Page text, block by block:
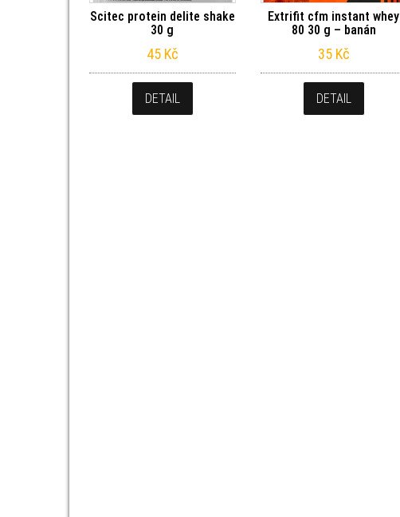
Scitec protein delite shake
30 g
45 Kč
DETAIL
Extrifit cfm instant whey
80 30 g – banán
35 Kč
DETAIL